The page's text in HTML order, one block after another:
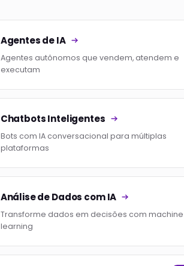
Agentes de IA
Agentes autônomos que vendem, atendem e
executam
Chatbots Inteligentes
Bots com IA conversacional para múltiplas
plataformas
Análise de Dados com IA
Transforme dados em decisões com machine
learning